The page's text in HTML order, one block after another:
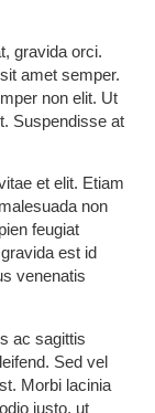
gravida orci.
amet semper.
non elit. Ut
Suspendisse at
et elit. Etiam
non
feugiat
est id
venenatis
ac sagittis
Sed vel
Morbi lacinia
justo, ut